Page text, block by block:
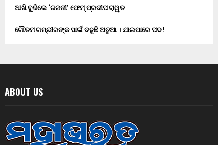
ଆଖି ବୁଜିଲେ ‘ଗଜନୀ’ ଫେମ୍ ପ୍ରଦୀପ ରାୱତ
ଗୌତମ ଗମ୍ଭୀରଙ୍କ ପାଇଁ ବଢୁଛି ଅଡୁଆ । ଯାଇପାରେ ପଦ !
ABOUT US